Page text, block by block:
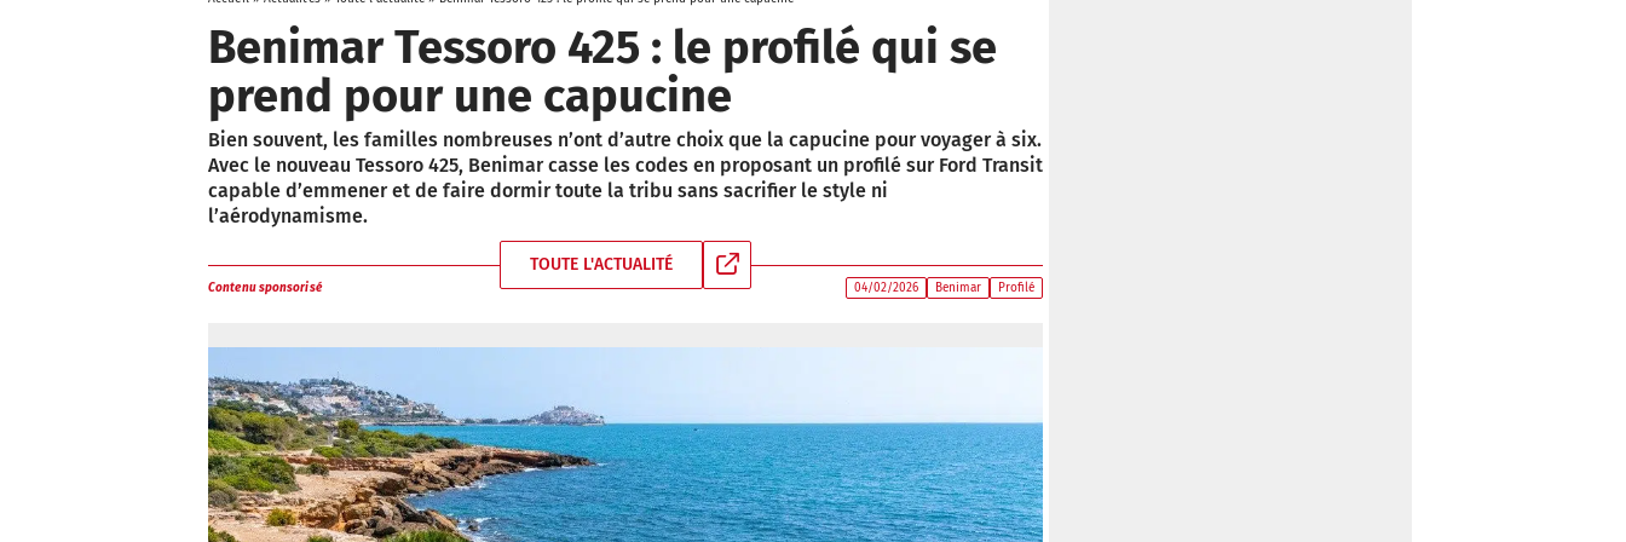
Benimar Tessoro 425 : le profilé qui se
prend pour une capucine
Bien souvent, les familles nombreuses n’ont d’autre choix que la capucine pour voyager à six.
Avec le nouveau Tessoro 425, Benimar casse les codes en proposant un profilé sur Ford Transit
capable d’emmener et de faire dormir toute la tribu sans sacrifier le style ni
l’aérodynamisme.
TOUTE L'ACTUALITÉ
Contenu sponsorisé 04/02/2026 Benimar Profilé